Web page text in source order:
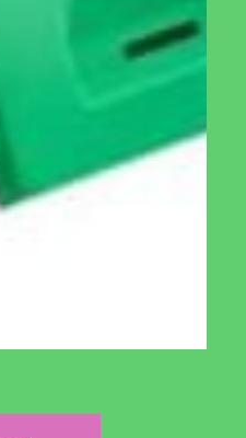
חממה ביתית
באלאנס
₪4,500.00